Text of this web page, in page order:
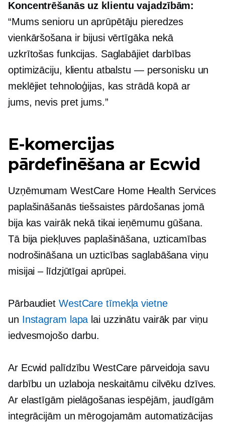
Koncentrēšanās uz klientu vajadzībām:
“Mums senioru un aprūpētāju pieredzes
vienkāršošana ir bijusi vērtīgāka nekā
uzkrītošas ​​funkcijas. Saglabājiet darbības
optimizāciju, klientu atbalstu — personisku un
meklējiet tehnoloģijas, kas strādā kopā ar
jums, nevis pret jums.”
E-komercijas
pārdefinēšana ar Ecwid
Uzņēmumam WestCare Home Health Services
paplašināšanās tiešsaistes pārdošanas jomā
bija kas vairāk nekā tikai ieņēmumu gūšana.
Tā bija piekļuves paplašināšana, uzticamības
nodrošināšana un uzticības saglabāšana viņu
misijai – līdzjūtīgai aprūpei.
Pārbaudiet WestCare tīmekļa vietne
un Instagram lapa lai uzzinātu vairāk par viņu
iedvesmojošo darbu.
Ar Ecwid palīdzību WestCare pārveidoja savu
darbību un uzlaboja neskaitāmu cilvēku dzīves.
Ar elastīgām pielāgošanas iespējām, jaudīgām
integrācijām un mērogojamām automatizācijas